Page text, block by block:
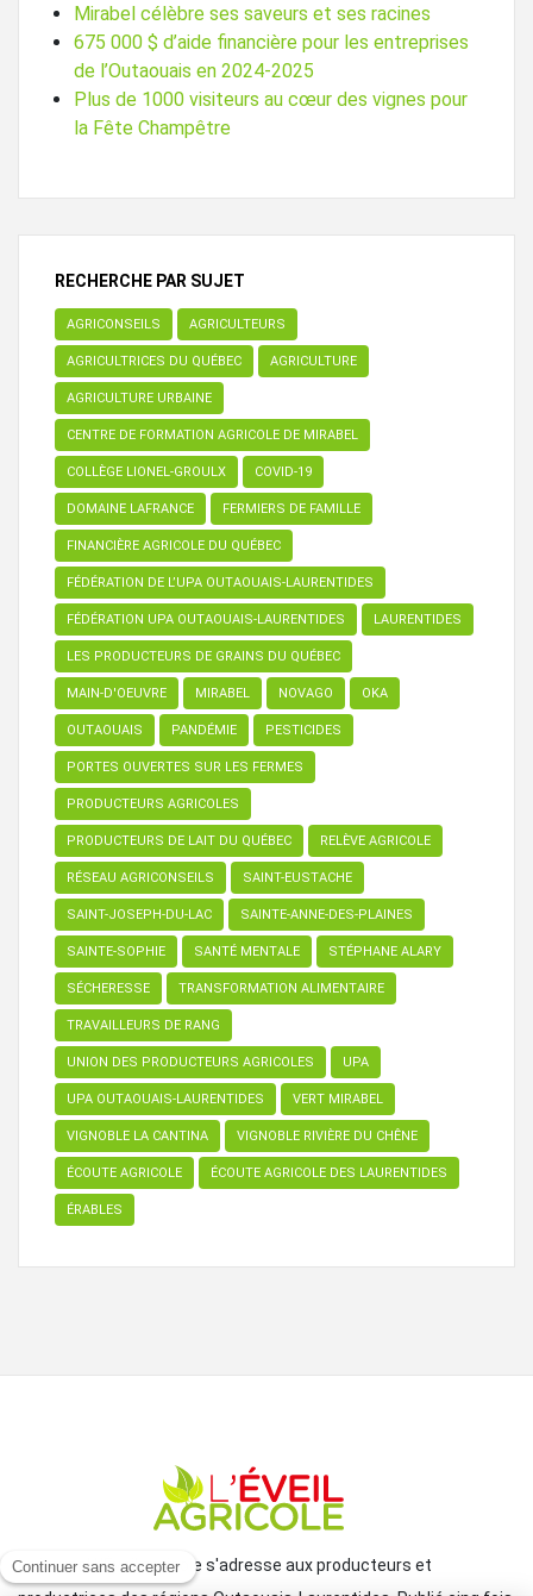
Mirabel célèbre ses saveurs et ses racines
675 000 $ d’aide financière pour les entreprises
de l’Outaouais en 2024-2025
Plus de 1000 visiteurs au cœur des vignes pour
la Fête Champêtre
RECHERCHE PAR SUJET
AGRICONSEILS AGRICULTEURS
AGRICULTRICES DU QUÉBEC AGRICULTURE
AGRICULTURE URBAINE
CENTRE DE FORMATION AGRICOLE DE MIRABEL
COLLÈGE LIONEL-GROULX COVID-19
DOMAINE LAFRANCE FERMIERS DE FAMILLE
FINANCIÈRE AGRICOLE DU QUÉBEC
FÉDÉRATION DE L’UPA OUTAOUAIS-LAURENTIDES
FÉDÉRATION UPA OUTAOUAIS-LAURENTIDES LAURENTIDES
LES PRODUCTEURS DE GRAINS DU QUÉBEC
MAIN-D'OEUVRE MIRABEL NOVAGO OKA
OUTAOUAIS PANDÉMIE PESTICIDES
PORTES OUVERTES SUR LES FERMES
PRODUCTEURS AGRICOLES
PRODUCTEURS DE LAIT DU QUÉBEC RELÈVE AGRICOLE
RÉSEAU AGRICONSEILS SAINT-EUSTACHE
SAINT-JOSEPH-DU-LAC SAINTE-ANNE-DES-PLAINES
SAINTE-SOPHIE SANTÉ MENTALE STÉPHANE ALARY
SÉCHERESSE TRANSFORMATION ALIMENTAIRE
TRAVAILLEURS DE RANG
UNION DES PRODUCTEURS AGRICOLES UPA
UPA OUTAOUAIS-LAURENTIDES VERT MIRABEL
VIGNOBLE LA CANTINA VIGNOBLE RIVIÈRE DU CHÊNE
ÉCOUTE AGRICOLE ÉCOUTE AGRICOLE DES LAURENTIDES
ÉRABLES
Le journal L'Éveil agricole s'adresse aux producteurs et